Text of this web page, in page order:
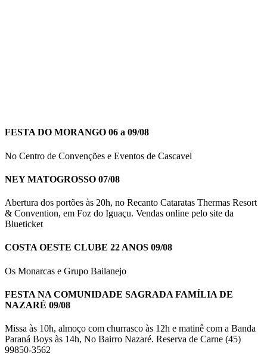
FESTA DO MORANGO 06 a 09/08
No Centro de Convenções e Eventos de Cascavel
NEY MATOGROSSO 07/08
Abertura dos portões às 20h, no Recanto Cataratas Thermas Resort
& Convention, em Foz do Iguaçu. Vendas online pelo site da
Blueticket
COSTA OESTE CLUBE 22 ANOS 09/08
Os Monarcas e Grupo Bailanejo
FESTA NA COMUNIDADE SAGRADA FAMÍLIA DE
NAZARÉ 09/08
Missa às 10h, almoço com churrasco às 12h e matinê com a Banda
Paraná Boys às 14h, No Bairro Nazaré. Reserva de Carne (45)
99850-3562